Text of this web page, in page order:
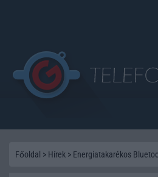
Főoldal > Hírek > Energiatakarékos